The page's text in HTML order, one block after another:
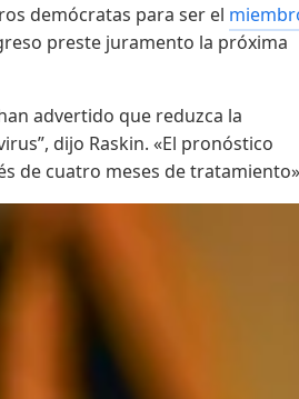
demócratas para ser el
preste juramento la próxima
advertido que reduzca la
dijo Raskin. «El pronóstico
de cuatro meses de